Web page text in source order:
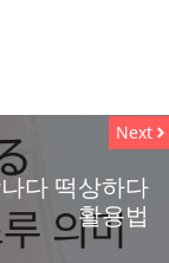
Next
다 떡상하다
활용법